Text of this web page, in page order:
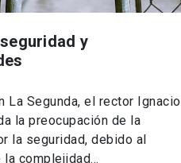
y
La Segunda, el rector Ignacio
la preocupación de la
la seguridad, debido al
la complejidad…